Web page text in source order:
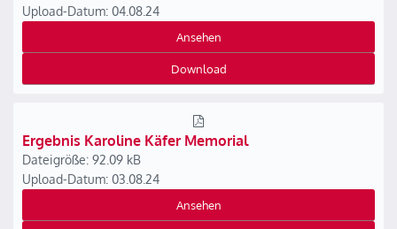
Upload-Datum: 04.08.24
Ansehen
Download
Ergebnis Karoline Käfer Memorial
Dateigröße: 92.09 kB
Upload-Datum: 03.08.24
Ansehen